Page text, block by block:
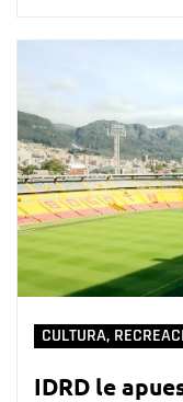
CULTURA,
IDRD le